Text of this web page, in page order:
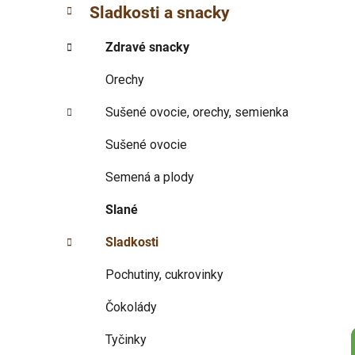
a
n
e
i
Sladkosti a snacky
Zdravé snacky
Orechy
Sušené ovocie, orechy, semienka
Sušené ovocie
Semená a plody
Slané
Sladkosti
Pochutiny, cukrovinky
Čokolády
Tyčinky